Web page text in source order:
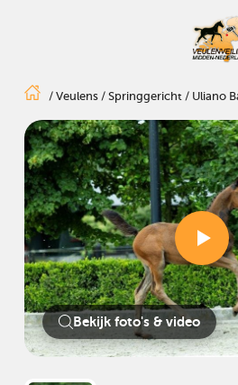
/ Veulens/ Springgericht/ Uliano
Bekijk foto's & video